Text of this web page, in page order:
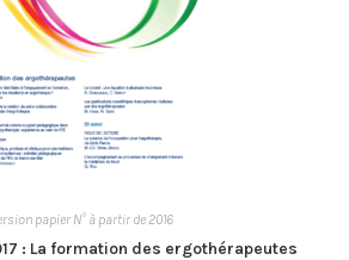
papier N° à partir de 2016
: La formation des ergothérapeutes